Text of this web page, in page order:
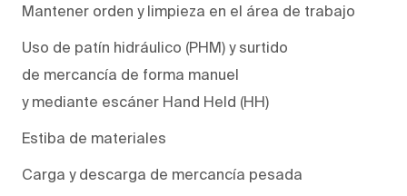
Mantener orden y limpieza en el área de trabajo
Uso de patín hidráulico (PHM) y surtido
de mercancía de forma manuel
y mediante escáner Hand Held (HH)
Estiba de materiales
Carga y descarga de mercancía pesada